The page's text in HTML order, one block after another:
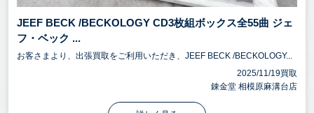
JEEF BECK /BECKOLOGY CD3枚組ボックス全55曲 ジェ
フ・ベック ...
お客さまより、出張買取をご利用いただき、JEEF BECK /BECKOLOGY...
2025/11/19買取
錬金堂 相模原麻溝台店